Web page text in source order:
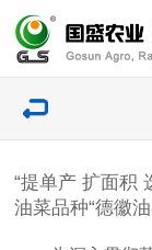
“提单产 扩面积
油菜品种“德徽